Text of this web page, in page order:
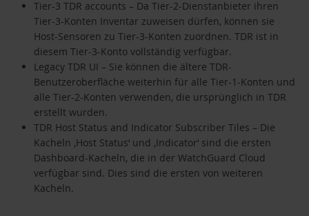
Tier-3 TDR accounts – Da Tier-2-Dienstanbieter ihren
Tier-3-Konten Inventar zuweisen dürfen, können sie
Host-Sensoren zu Tier-3-Konten zuordnen. TDR ist in
diesem Tier-3-Konto vollständig verfügbar.
Legacy TDR UI – Sie können die ältere TDR-
Benutzeroberfläche weiterhin für alle Tier-1-Konten und
alle Tier-2-Konten verwenden, die ursprünglich in TDR
erstellt wurden.
TDR Host Status and Indicator Subscriber Tiles – Die
Kacheln ‚Host Status‘ und ‚Indicator‘ sind die ersten
Dashboard-Kacheln, die in der WatchGuard Cloud
verfügbar sind. Dies sind die ersten von weiteren
Kacheln.